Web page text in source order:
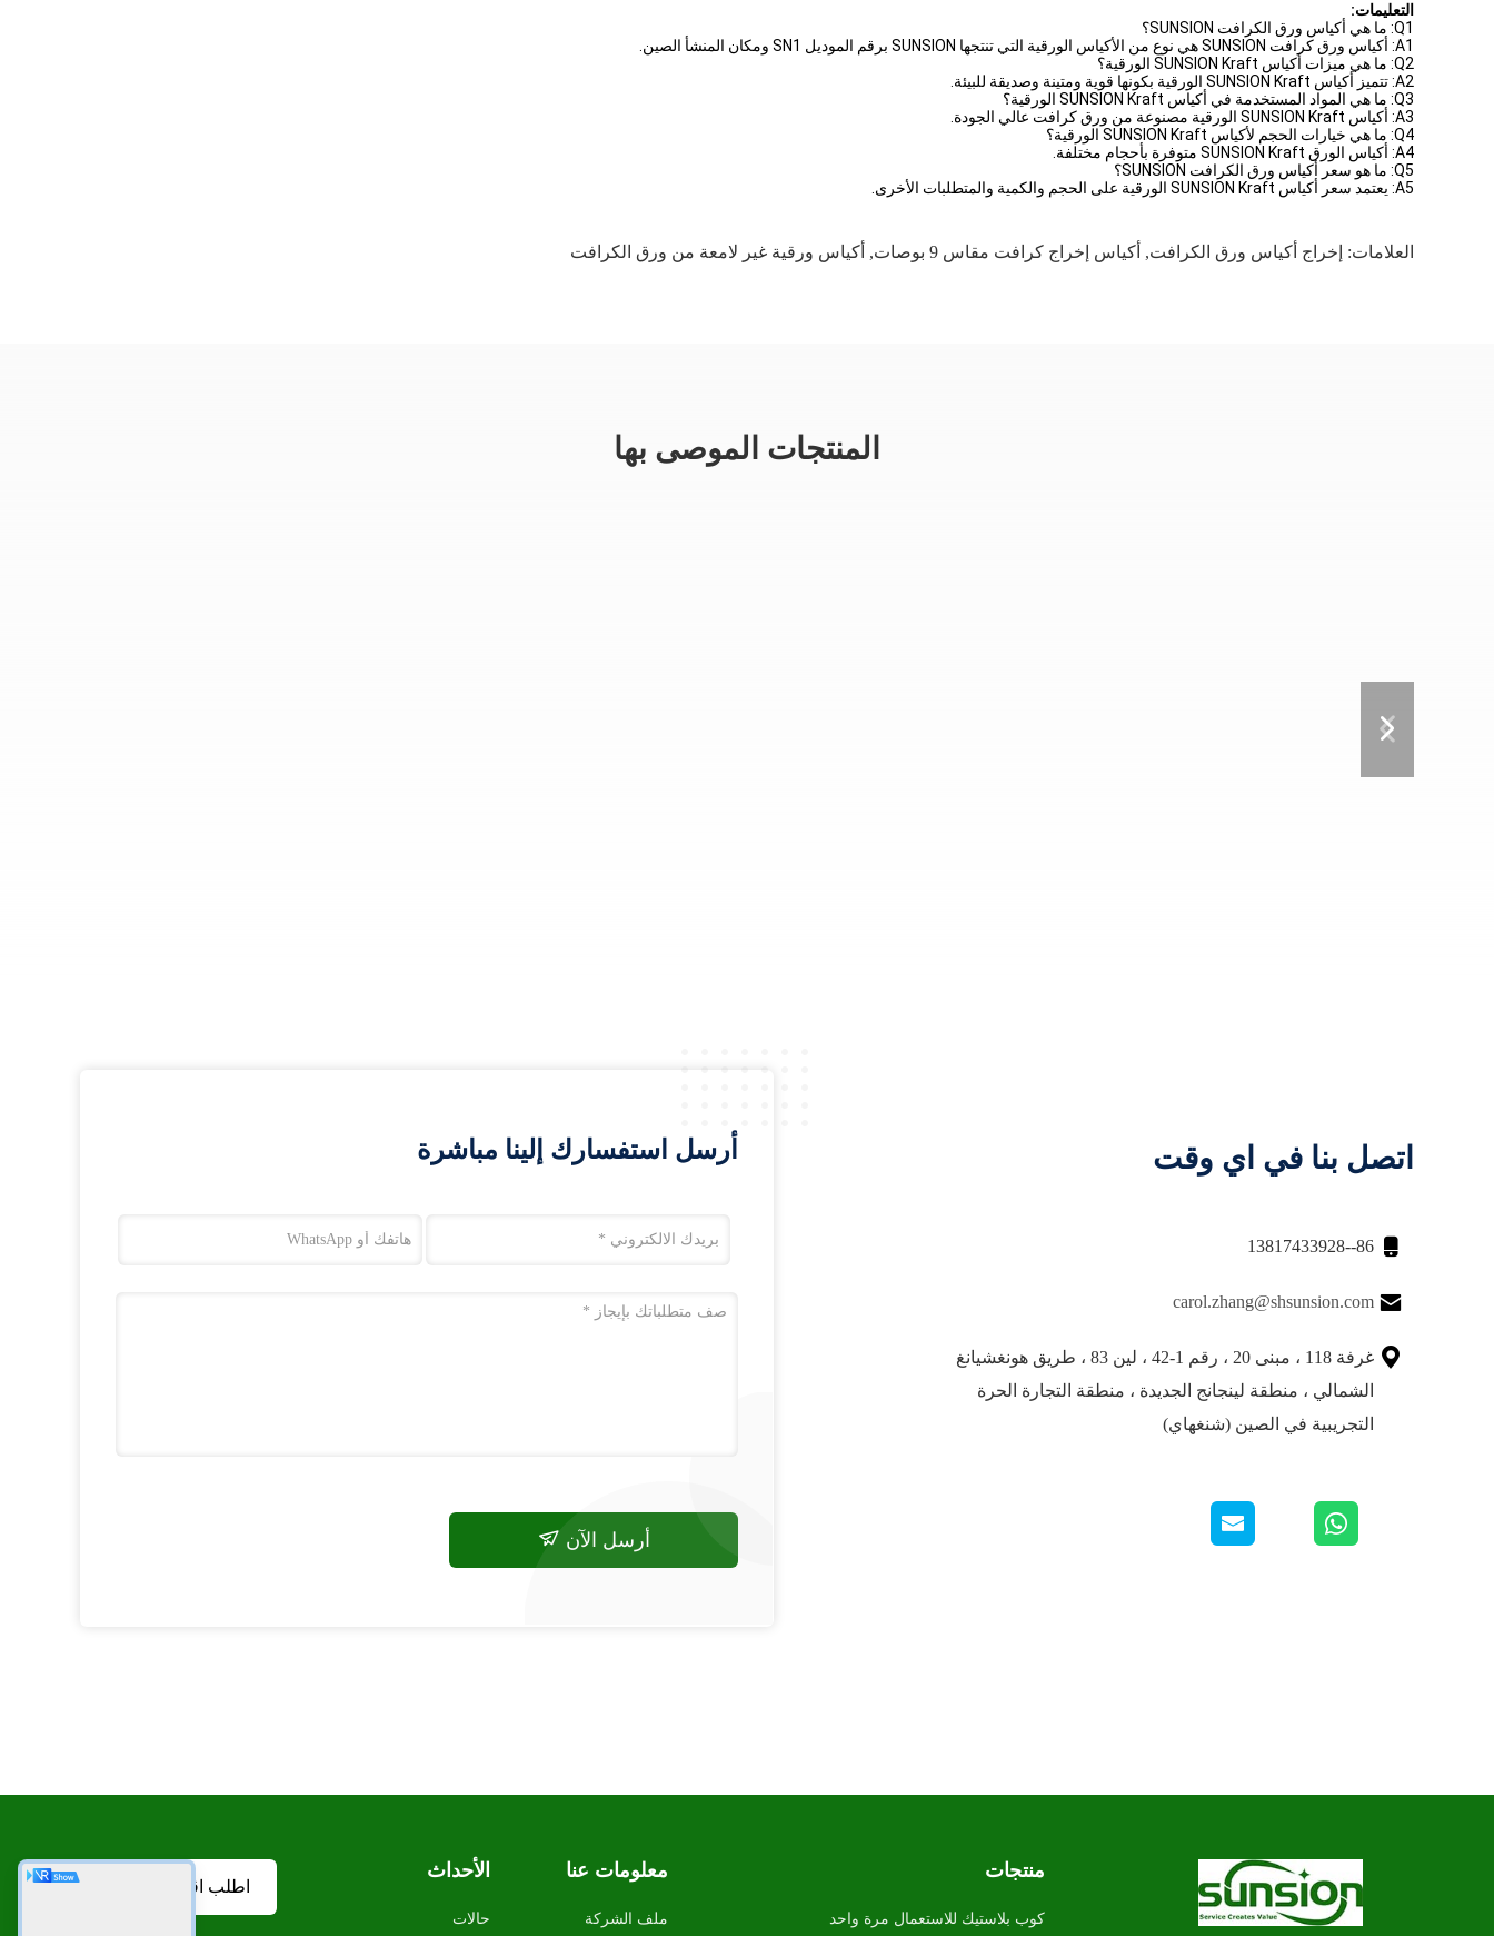
التعليمات:
Q1: ما هي أكياس ورق الكرافت SUNSION؟
A1: أكياس ورق كرافت SUNSION هي نوع من الأكياس الورقية التي تنتجها SUNSION برقم الموديل SN1 ومكان المنشأ الصين.
Q2: ما هي ميزات أكياس SUNSION Kraft الورقية؟
A2: تتميز أكياس SUNSION Kraft الورقية بكونها قوية ومتينة وصديقة للبيئة.
Q3: ما هي المواد المستخدمة في أكياس SUNSION Kraft الورقية؟
A3: أكياس SUNSION Kraft الورقية مصنوعة من ورق كرافت عالي الجودة.
Q4: ما هي خيارات الحجم لأكياس SUNSION Kraft الورقية؟
A4: أكياس الورق SUNSION Kraft متوفرة بأحجام مختلفة.
Q5: ما هو سعر أكياس ورق الكرافت SUNSION؟
A5: يعتمد سعر أكياس SUNSION Kraft الورقية على الحجم والكمية والمتطلبات الأخرى.
العلامات: إخراج أكياس ورق الكرافت, أكياس إخراج كرافت مقاس 9 بوصات , أكياس ورقية غير لامعة من ورق الكرافت
المنتجات الموصى بها
اتصل بنا في اي وقت

86--13817433928

carol.zhang@shsunsion.com

غرفة 118 ، مبنى 20 ، رقم 1-42 ، لين 83 ، طريق هونغشيانغ
الشمالي ، منطقة لينجانج الجديدة ، منطقة التجارة الحرة
التجريبية في الصين (شنغهاي)
أرسل استفسارك إلينا مباشرة
أرسل الآن
منتجات
كوب بلاستيك للاستعمال مرة واحد
معلومات عنا
ملف الشركة
الأحداث
حالات
اطلب اقتباس